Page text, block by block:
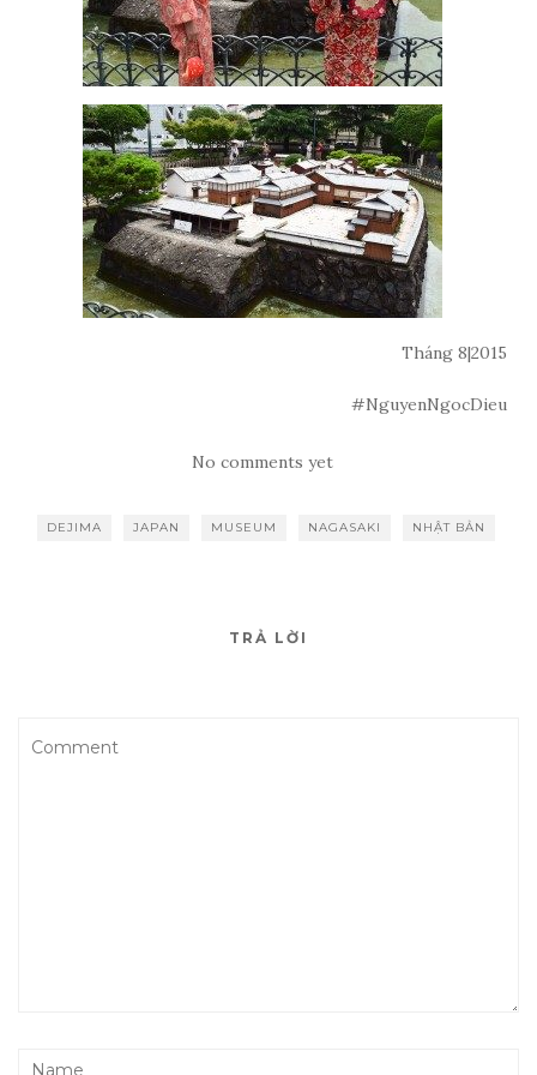
Tháng 8|2015
#NguyenNgocDieu
No comments yet
DEJIMA JAPAN MUSEUM NAGASAKI NHẬT BẢN
TRẢ LỜI